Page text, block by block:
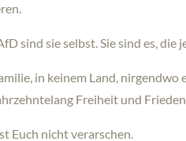
sind sie selbst. Sie sind es,
in keinem Land,
Freiheit und
Euch nicht verarschen.